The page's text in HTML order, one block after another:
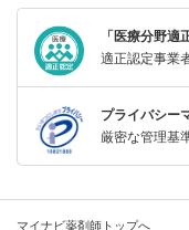
「医療分野適
適正認定事業
プライバシー
厳密な管理基
マイナビ薬剤師トップへ